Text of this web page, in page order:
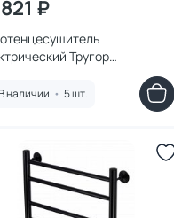
₽
Тругор
наличии • 5 шт.